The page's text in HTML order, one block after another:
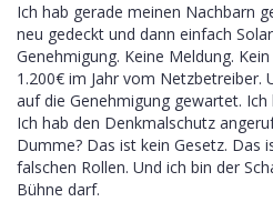
Ich hab gerade meinen Nachbarn
neu gedeckt und dann einfach
Genehmigung. Keine Meldung.
1.200€ im Jahr vom Netzbetreiber.
auf die Genehmigung gewartet.
Ich hab den Denkmalschutz
Dumme? Das ist kein Gesetz. Das
falschen Rollen. Und ich bin der
Bühne darf.